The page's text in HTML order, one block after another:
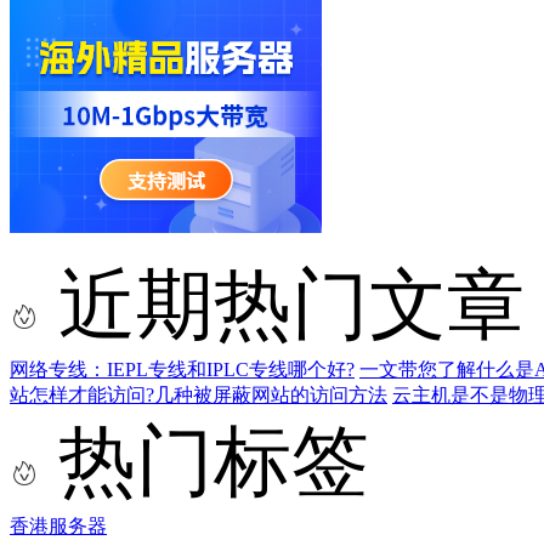
近期热门文章
网络专线：IEPL专线和IPLC专线哪个好? 一文带您了解什么是
站怎样才能访问?几种被屏蔽网站的访问方法 云主机是不是物
热门标签
香港服务器